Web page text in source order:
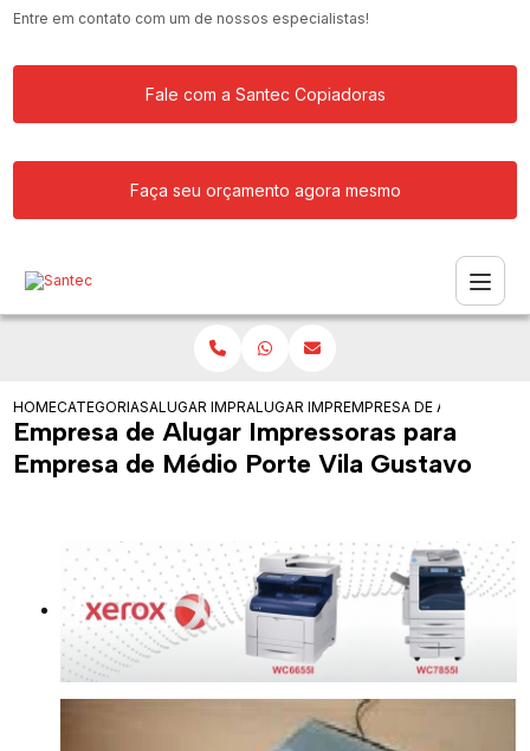
Entre em contato com um de nossos especialistas!
Fale com a Santec Copiadoras
Faça seu orçamento agora mesmo
HOMECATEGORIASALUGAR IMPRESSORAALUGAR IMPRESSORAS PARA
EMPRESA DE ALUGAR
Empresa de Alugar Impressoras para
Empresa de Médio Porte Vila Gustavo